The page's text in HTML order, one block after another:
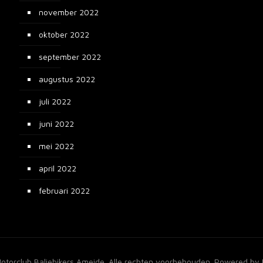
november 2022
oktober 2022
september 2022
augustus 2022
juli 2022
juni 2022
mei 2022
april 2022
februari 2022